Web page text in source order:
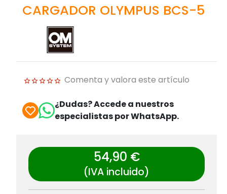
CARGADOR OLYMPUS BCS-5
Comenta y valora este artículo
¿Dudas? Accede a nuestros
especialistas por WhatsApp.
54,90 €
(IVA incluido)